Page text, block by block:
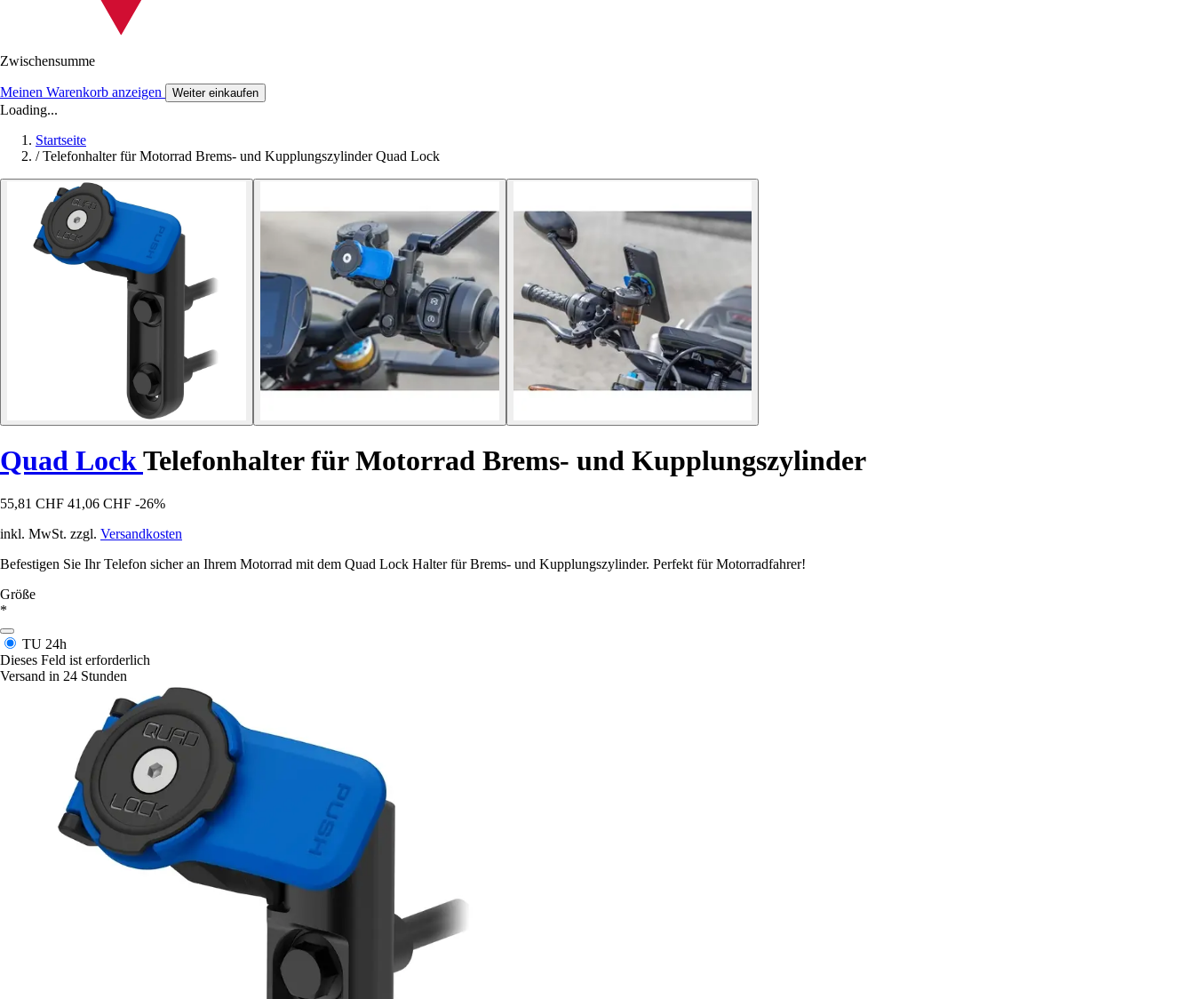
Zwischensumme
Meinen Warenkorb anzeigen Weiter einkaufen
Loading...
Startseite
/ Telefonhalter für Motorrad Brems- und Kupplungszylinder Quad Lock
Quad LockTelefonhalter für Motorrad Brems- und Kupplungszylinder
55,81 CHF 41,06 CHF -26%
inkl. MwSt. zzgl. Versandkosten
Befestigen Sie Ihr Telefon sicher an Ihrem Motorrad mit dem Quad Lock Halter für Brems- und Kupplungszylinder. Perfekt für Motorradfahrer!
Größe
*
TU 24h
Dieses Feld ist erforderlich
Versand in 24 Stunden